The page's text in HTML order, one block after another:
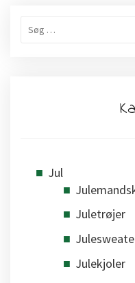
efter:
Jul
Juletrøjer
Julekjoler